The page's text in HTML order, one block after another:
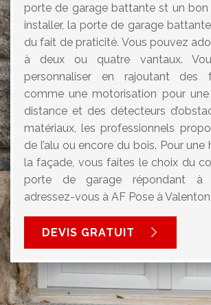
porte de garage battante st un bon
installer, la porte de garage
du fait de praticité. Vous pouvez
à deux ou quatre vantaux.
personnaliser en rajoutant des
comme une motorisation pour
distance et des détecteurs
matériaux, les professionnels
de l’alu ou encore du bois. Pour
la façade, vous faites le choix du
porte de garage répondant à
adressez-vous à AF Pose à Valenton.
DEVIS GRATUIT